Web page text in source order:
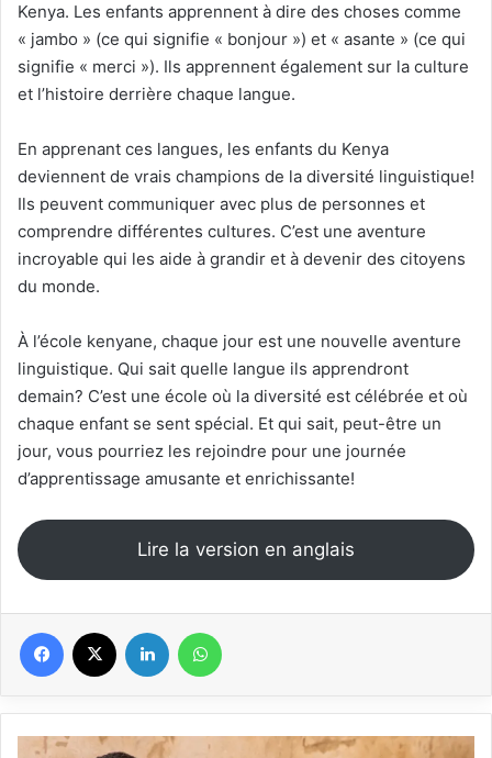
Kenya. Les enfants apprennent à dire des choses comme
« jambo » (ce qui signifie « bonjour ») et « asante » (ce qui
signifie « merci »). Ils apprennent également sur la culture
et l’histoire derrière chaque langue.
En apprenant ces langues, les enfants du Kenya
deviennent de vrais champions de la diversité linguistique!
Ils peuvent communiquer avec plus de personnes et
comprendre différentes cultures. C’est une aventure
incroyable qui les aide à grandir et à devenir des citoyens
du monde.
À l’école kenyane, chaque jour est une nouvelle aventure
linguistique. Qui sait quelle langue ils apprendront
demain? C’est une école où la diversité est célébrée et où
chaque enfant se sent spécial. Et qui sait, peut-être un
jour, vous pourriez les rejoindre pour une journée
d’apprentissage amusante et enrichissante!
Lire la version en anglais
Facebook Linkedin
Exploring